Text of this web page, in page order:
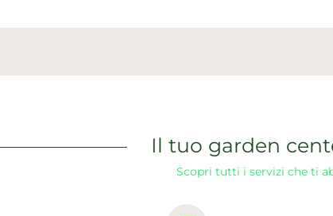
Il tuo garden
Scopri tutti i servizi che ti